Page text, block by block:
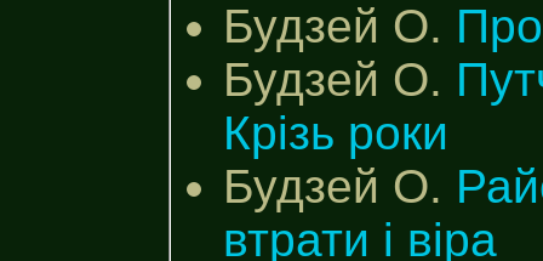
Будзей О.
Будзей О.
Крізь роки
Будзей О.
втрати і віра